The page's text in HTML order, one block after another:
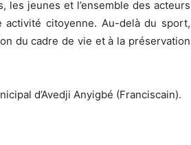
les jeunes et l’ensemble des acteurs
activité citoyenne. Au-delà du sport,
du cadre de vie et à la préservation
d’Avedji Anyigbé (Franciscain).